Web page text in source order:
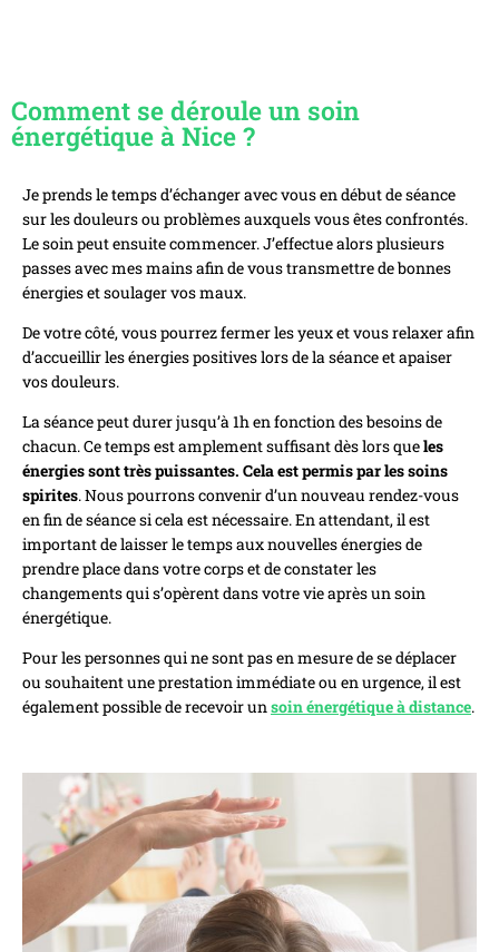
Comment se déroule un soin
énergétique à Nice ?
Je prends le temps d’échanger avec vous en début de séance
sur les douleurs ou problèmes auxquels vous êtes confrontés.
Le soin peut ensuite commencer.J’effectue alors plusieurs
passes avec mes mains afin de vous transmettre de bonnes
énergies et soulager vos maux.
De votre côté, vous pourrez fermer les yeux et vous relaxer afin
d’accueillir les énergies positives lors de la séance et apaiser
vos douleurs.
La séance peut durer jusqu’à 1h en fonction des besoins de
chacun. Ce temps est amplement suffisant dès lors queles
énergies sont très puissantes. Cela est permis par les soins
spirites. Nous pourrons convenir d’un nouveau rendez-vous
en fin de séance si cela est nécessaire. En attendant, il est
important de laisser le temps aux nouvelles énergies de
prendre place dans votre corps et de constater les
changements qui s’opèrent dans votre vie après un soin
énergétique.
Pour les personnes qui ne sont pas en mesure de se déplacer
ou souhaitent une prestation immédiate ou en urgence, il est
également possible de recevoir unsoin énergétique à distance.